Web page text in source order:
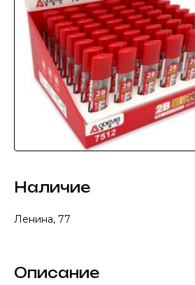
Наличие
Ленина, 77
Описание